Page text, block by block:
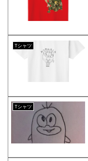
Tシャツ
Tシャツ